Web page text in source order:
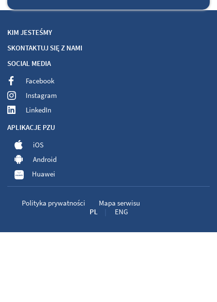
KIM JESTEŚMY
SKONTAKTUJ SIĘ Z NAMI
SOCIAL MEDIA
Facebook
Instagram
LinkedIn
APLIKACJE PZU
iOS
Android
Huawei
PL ENG
Polityka prywatności Mapa serwisu